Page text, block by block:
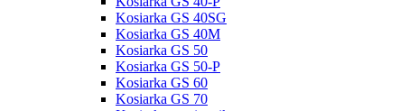
Kosiarka GS 40SG
Kosiarka GS 40M
Kosiarka GS 50
Kosiarka GS 50-P
Kosiarka GS 60
Kosiarka GS 70